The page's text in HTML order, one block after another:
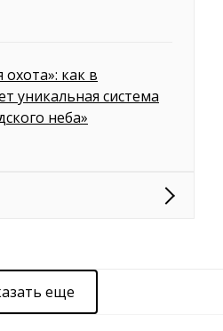
охота»: как в
уникальная система
неба»
еще